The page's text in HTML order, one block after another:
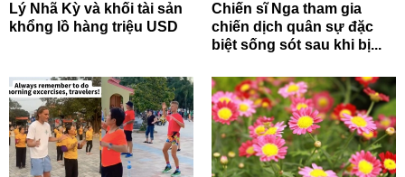
Lý Nhã Kỳ và khối tài sản
khổng lồ hàng triệu USD
Chiến sĩ Nga tham gia
chiến dịch quân sự đặc
biệt sống sót sau khi bị...